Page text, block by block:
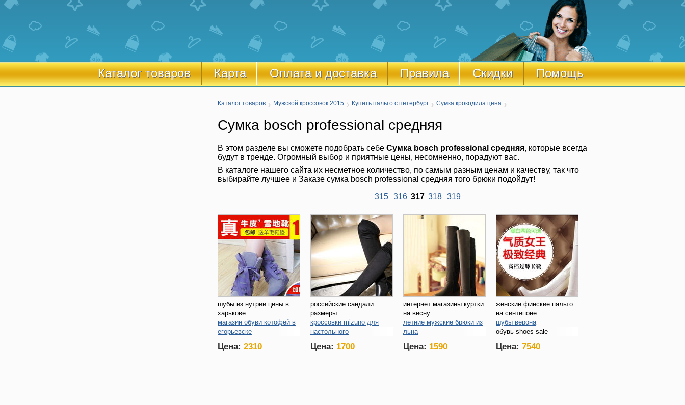
Каталог товаров Карта Оплата и доставка Правила Скидки Помощь
Каталог товаров Мужской кроссовок 2015 Купить пальто с петербург Сумка крокодила цена
Сумка bosch professional средняя
В этом разделе вы сможете подобрать себе Сумка bosch professional средняя, которые всегда
будут в тренде. Огромный выбор и приятные цены, несомненно, порадуют вас.
В каталоге нашего сайта их несметное количество, по самым разным ценам и качеству, так что
выбирайте лучшее и Заказе сумка bosch professional средняя того брюки подойдут!
315 316 317 318 319
шубы из нутрии цены в
харькове
магазин обуви котофей в
егорьевске
Цена: 2310
российские сандали
размеры
кроссовки mizuno для
настольного
интернет магазин
Цена: 1700
интернет магазины куртки
на весну
летние мужские брюки из
льна
чите
Цена: 1590
женские финские пальто
на синтепоне
шубы верона
обувь shoes sale
Цена: 7540